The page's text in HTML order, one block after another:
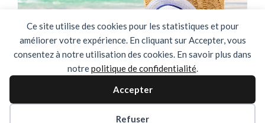
Ce site utilise des cookies pour les statistiques et pour
améliorer votre expérience. En cliquant sur Accepter, vous
consentez à notre utilisation des cookies. En savoir plus dans
notrepolitique de confidentialité.
Accepter
Refuser
🌴✨ FERMETURE ESTIVALE ✨🌴
DU 03 AOUT AU 31 AOUT INCLUS